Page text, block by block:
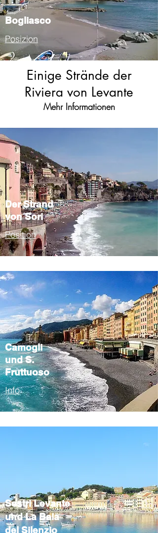
Bogliasco
Posizion
Einige Strände der
Riviera von Levante
Mehr Informationen
Der Strand
von Sori
Position
Camogli
und S.
Fruttuoso
Info
Sestri Levante
und La Baia
del Silenzio